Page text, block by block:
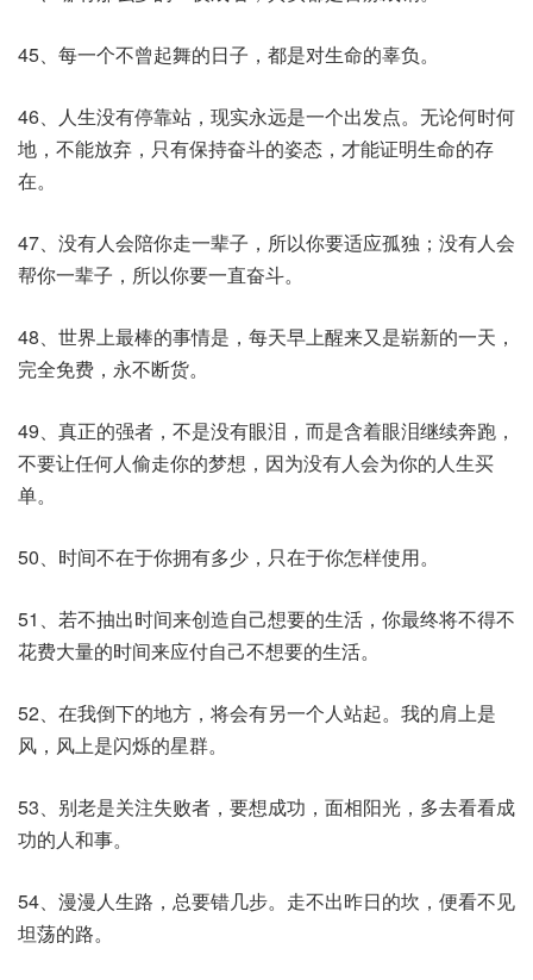
45、每一个不曾起舞的日子，都是对生命的辜负。
46、人生没有停靠站，现实永远是一个出发点。无论何时何
地，不能放弃，只有保持奋斗的姿态，才能证明生命的存
在。
47、没有人会陪你走一辈子，所以你要适应孤独；没有人会
帮你一辈子，所以你要一直奋斗。
48、世界上最棒的事情是，每天早上醒来又是崭新的一天，
完全免费，永不断货。
49、真正的强者，不是没有眼泪，而是含着眼泪继续奔跑，
不要让任何人偷走你的梦想，因为没有人会为你的人生买
单。
50、时间不在于你拥有多少，只在于你怎样使用。
51、若不抽出时间来创造自己想要的生活，你最终将不得不
花费大量的时间来应付自己不想要的生活。
52、在我倒下的地方，将会有另一个人站起。我的肩上是
风，风上是闪烁的星群。
53、别老是关注失败者，要想成功，面相阳光，多去看看成
功的人和事。
54、漫漫人生路，总要错几步。走不出昨日的坎，便看不见
坦荡的路。